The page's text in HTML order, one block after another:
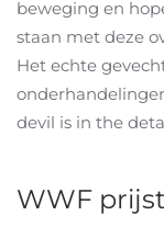
beweging en
staan met deze
Het echte
devil is in the
WWF